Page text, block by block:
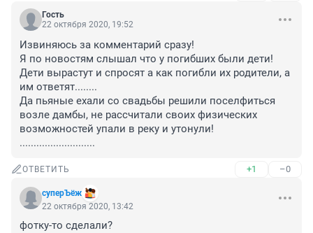
Гость
22 октября 2020, 19:52
Извиняюсь за комментарий сразу!
Я по новостям слышал что у погибших были дети!
Дети вырастут и спросят а как погибли их родители, а
им ответят........
Да пьяные ехали со свадьбы решили поселфиться
возле дамбы, не рассчитали своих физических
возможностей упали в реку и утонули!
...........................
ОТВЕТИТЬ +1 –0
суперЪёж
22 октября 2020, 13:42
фотку-то сделали?